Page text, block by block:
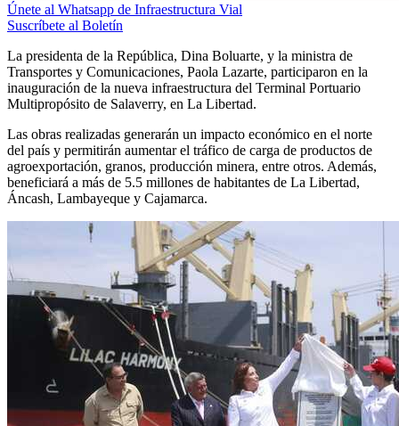
Únete al Whatsapp de Infraestructura Vial
Suscríbete al Boletín
La presidenta de la República, Dina Boluarte, y la ministra de
Transportes y Comunicaciones, Paola Lazarte, participaron en la
inauguración de la nueva infraestructura del Terminal Portuario
Multipropósito de Salaverry, en La Libertad.
Las obras realizadas generarán un impacto económico en el norte
del país y permitirán aumentar el tráfico de carga de productos de
agroexportación, granos, producción minera, entre otros. Además,
beneficiará a más de 5.5 millones de habitantes de La Libertad,
Áncash, Lambayeque y Cajamarca.